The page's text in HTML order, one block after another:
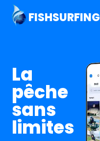
FISHSURFING
La
pêche
sans
limites